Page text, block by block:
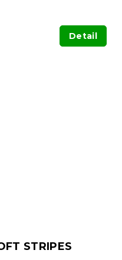
Detail
STRIPES